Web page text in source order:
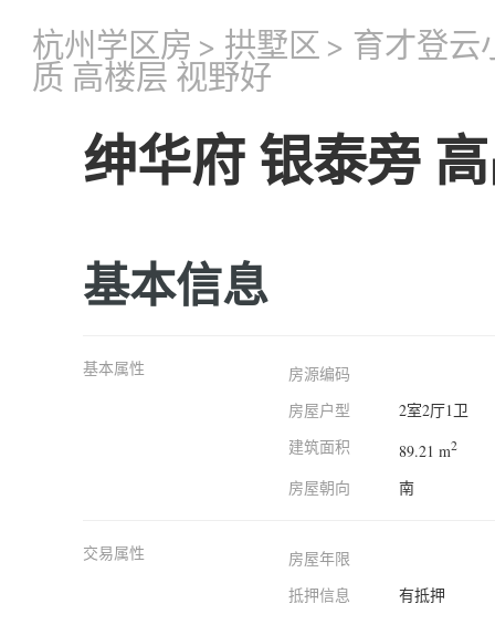
杭州学区房 > 拱墅区 > 育才登云
质 高楼层 视野好
绅华府 银泰旁
基本信息
基本属性
房源编码
房屋户型
2室2厅1卫
建筑面积
89.21 m2
房屋朝向 南
交易属性
房屋年限
抵押信息
有抵押